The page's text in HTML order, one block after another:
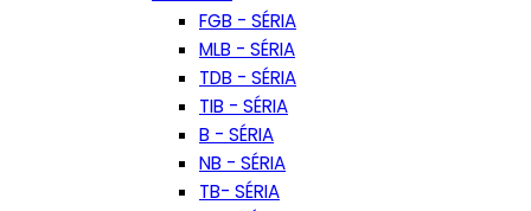
FGB - SÉRIA
MLB - SÉRIA
TDB - SÉRIA
TIB - SÉRIA
B - SÉRIA
NB - SÉRIA
TB- SÉRIA